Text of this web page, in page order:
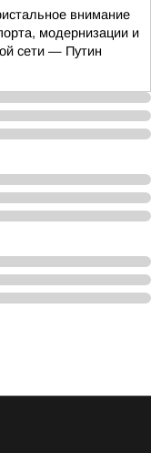
внимание
модернизации и
сети — Путин